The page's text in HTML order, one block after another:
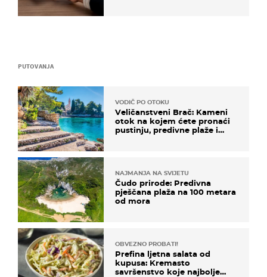
PUTOVANJA
VODIČ PO OTOKU
Veličanstveni Brač: Kameni
otok na kojem ćete pronaći
pustinju, predivne plaže i
NAJMANJA NA SVIJETU
Čudo prirode: Predivna
pješčana plaža na 100 metara
od mora
OBVEZNO PROBATI!
Prefina ljetna salata od
kupusa: Kremasto
savršenstvo koje najbolje